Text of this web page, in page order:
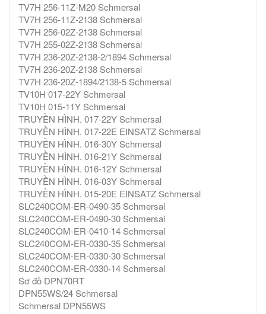
TV7H 256-11Z-M20 Schmersal
TV7H 256-11Z-2138 Schmersal
TV7H 256-02Z-2138 Schmersal
TV7H 255-02Z-2138 Schmersal
TV7H 236-20Z-2138-2/1894 Schmersal
TV7H 236-20Z-2138 Schmersal
TV7H 236-20Z-1894/2138-5 Schmersal
TV10H 017-22Y Schmersal
TV10H 015-11Y Schmersal
TRUYỀN HÌNH. 017-22Y Schmersal
TRUYỀN HÌNH. 017-22E EINSATZ Schmersal
TRUYỀN HÌNH. 016-30Y Schmersal
TRUYỀN HÌNH. 016-21Y Schmersal
TRUYỀN HÌNH. 016-12Y Schmersal
TRUYỀN HÌNH. 016-03Y Schmersal
TRUYỀN HÌNH. 015-20E EINSATZ Schmersal
SLC240COM-ER-0490-35 Schmersal
SLC240COM-ER-0490-30 Schmersal
SLC240COM-ER-0410-14 Schmersal
SLC240COM-ER-0330-35 Schmersal
SLC240COM-ER-0330-30 Schmersal
SLC240COM-ER-0330-14 Schmersal
Sơ đồ DPN70RT
DPN55WS/24 Schmersal
Schmersal DPN55WS